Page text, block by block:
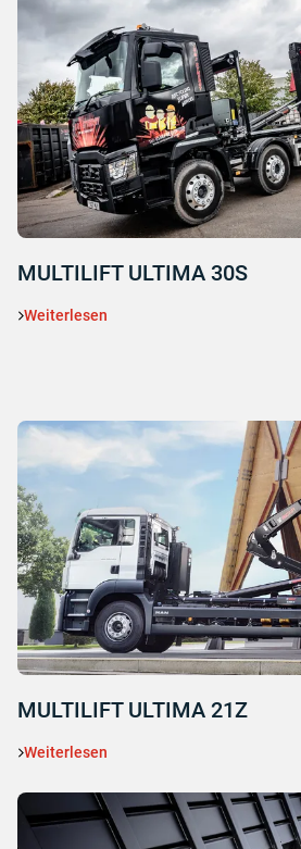
MULTILIFT ULTIMA 30S
Weiterlesen
MULTILIFT ULTIMA 21Z
Weiterlesen